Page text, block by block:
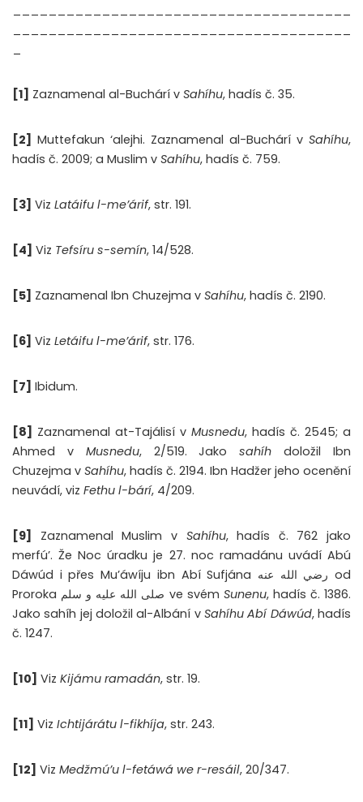
[1] Zaznamenal al-Buchárí v Sahíhu, hadís č. 35.
[2] Muttefakun ‘alejhi. Zaznamenal al-Buchárí v Sahíhu,
hadís č. 2009; a Muslim v Sahíhu, hadís č. 759.
[3] Viz Latáifu l-me’árif, str. 191.
[4] Viz Tefsíru s-semín, 14/528.
[5] Zaznamenal Ibn Chuzejma v Sahíhu, hadís č. 2190.
[6] Viz Letáifu l-me’árif, str. 176.
[7] Ibidum.
[8] Zaznamenal at-Tajálisí v Musnedu, hadís č. 2545; a
Ahmed v Musnedu, 2/519. Jakosahíh doložil Ibn
Chuzejma v Sahíhu, hadís č. 2194. Ibn Hadžer jeho ocenění
neuvádí, viz Fethu l-bárí, 4/209.
[9] Zaznamenal Muslim v Sahíhu, hadís č. 762 jako
merfú’. Že Noc úradku je 27. noc ramadánu uvádí Abú
Dáwúd i přes Mu’áwíju ibn Abí Sufjána رضي الله عنه od
Proroka صلى الله عليه و سلم ve svém Sunenu, hadís č. 1386.
Jako sahíh jej doložil al-Albání v Sahíhu Abí Dáwúd, hadís
č. 1247.
[10] Viz Kijámu ramadán, str. 19.
[11] Viz Ichtijárátu l-fikhíja, str. 243.
[12] Viz Medžmú’u l-fetáwá we r-resáil, 20/347.